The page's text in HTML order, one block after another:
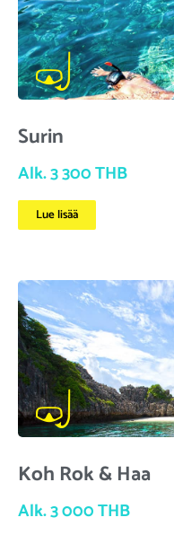
Surin
Alk. 3 300 THB
Lue lisää
Koh Rok & Haa
Alk. 3 000 THB